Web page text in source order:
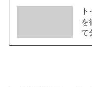
を
て